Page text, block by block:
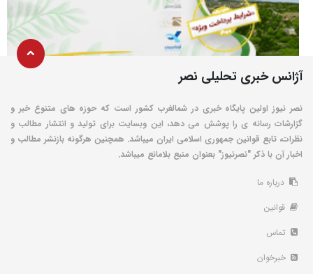
آژانس خبری تحلیلی نصر
نصر نیوز اولین پایگاه خبری در شمالغرب کشور است که حوزه های متنوع خبر و
گزارشات رسانه ی را پوشش می دهد، این وبسایت برای تولید و انتشار مطالب و
نظرات، تابع قوانین جمهوری اسلامی ایران میباشد. همچنین هرگونه بازنشر مطالب و
اخبار آن با ذکر "نصرنیوز" بعنوان منبع بلامانع میباشد.
درباره ما
قوانین
تماس
خبرخوان